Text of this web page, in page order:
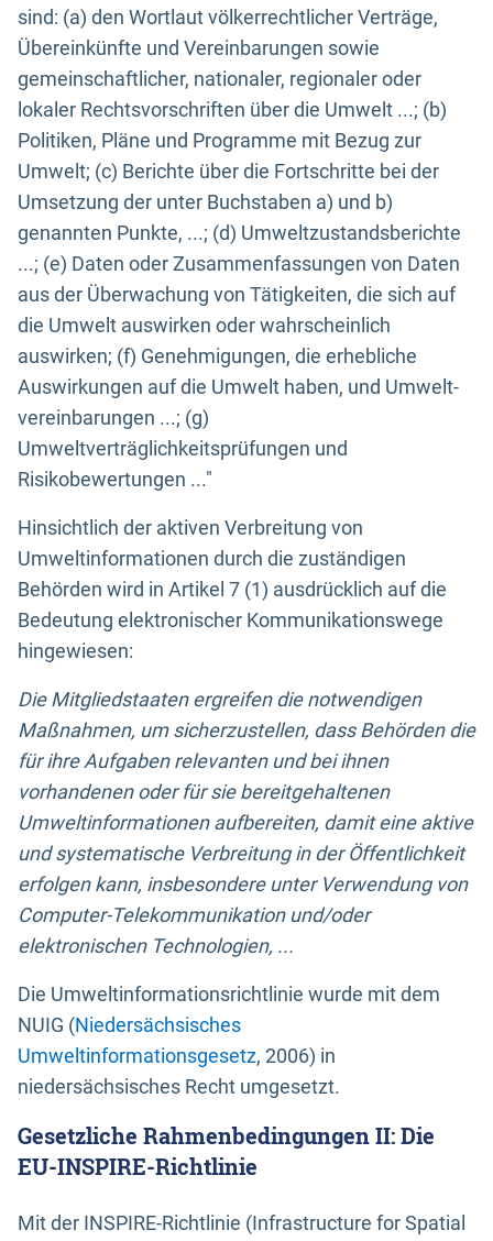
sind: (a) den Wortlaut völkerrechtlicher Verträge,
Übereinkünfte und Vereinbarungen sowie
gemeinschaftlicher, nationaler, regionaler oder
lokaler Rechtsvorschriften über die Umwelt ...; (b)
Politiken, Pläne und Programme mit Bezug zur
Umwelt; (c) Berichte über die Fortschritte bei der
Umsetzung der unter Buchstaben a) und b)
genannten Punkte, ...; (d) Umweltzustandsberichte
...; (e) Daten oder Zusammenfassungen von Daten
aus der Überwachung von Tätigkeiten, die sich auf
die Umwelt auswirken oder wahrscheinlich
auswirken; (f) Genehmigungen, die erhebliche
Auswirkungen auf die Umwelt haben, und Umwelt-
vereinbarungen ...; (g)
Umweltverträglichkeitsprüfungen und
Risikobewertungen ..."
Hinsichtlich der aktiven Verbreitung von
Umweltinformationen durch die zuständigen
Behörden wird in Artikel 7 (1) ausdrücklich auf die
Bedeutung elektronischer Kommunikationswege
hingewiesen:
Die Mitgliedstaaten ergreifen die notwendigen
Maßnahmen, um sicherzustellen, dass Behörden die
für ihre Aufgaben relevanten und bei ihnen
vorhandenen oder für sie bereitgehaltenen
Umweltinformationen aufbereiten, damit eine aktive
und systematische Verbreitung in der Öffentlichkeit
erfolgen kann, insbesondere unter Verwendung von
Computer-Telekommunikation und/oder
elektronischen Technologien, ...
Die Umweltinformationsrichtlinie wurde mit dem
NUIG (Niedersächsisches
Umweltinformationsgesetz, 2006) in
niedersächsisches Recht umgesetzt.
Gesetzliche Rahmenbedingungen II: Die
EU-INSPIRE-Richtlinie
Mit der INSPIRE-Richtlinie (Infrastructure for Spatial